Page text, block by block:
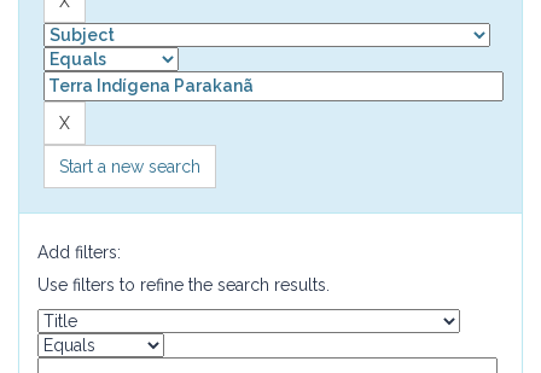
Start a new search
Add filters:
Use filters to refine the search results.